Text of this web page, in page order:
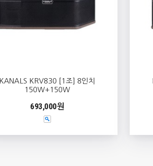
KANALS KRV830 [1조] 8인치
150W+150W
693,000원